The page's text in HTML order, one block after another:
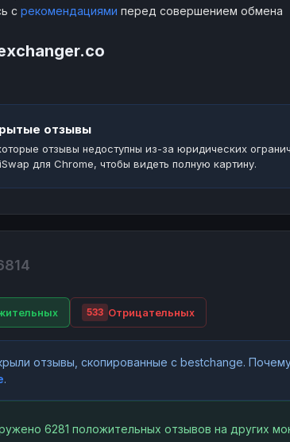
с рекомендациями перед совершением обмена
отзывы
отзывы недоступны из-за юридических
для Chrome, чтобы видеть полную картину.
533 Отрицательных
отзывы, скопированные с bestchange.
.
6281 положительных отзывов на других